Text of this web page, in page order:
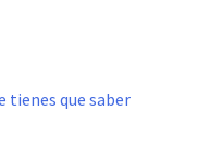
tienes que saber